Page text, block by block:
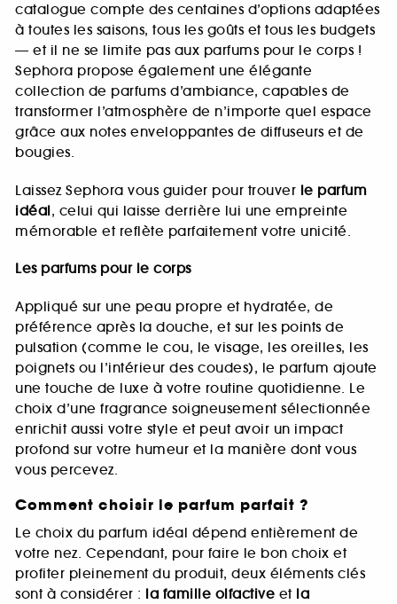
catalogue compte des centaines d’options adaptées
à toutes les saisons, tous les goûts et tous les budgets
— et il ne se limite pas aux parfums pour le corps !
Sephora propose également une élégante
collection de parfums d’ambiance, capables de
transformer l’atmosphère de n’importe quel espace
grâce aux notes enveloppantes de diffuseurs et de
bougies.
Laissez Sephora vous guider pour trouver le parfum
idéal, celui qui laisse derrière lui une empreinte
mémorable et reflète parfaitement votre unicité.
Les parfums pour le corps
Appliqué sur une peau propre et hydratée, de
préférence après la douche, et sur les points de
pulsation (comme le cou, le visage, les oreilles, les
poignets ou l’intérieur des coudes), le parfum ajoute
une touche de luxe à votre routine quotidienne. Le
choix d’une fragrance soigneusement sélectionnée
enrichit aussi votre style et peut avoir un impact
profond sur votre humeur et la manière dont vous
vous percevez.
Comment choisir le parfum parfait ?
Le choix du parfum idéal dépend entièrement de
votre nez. Cependant, pour faire le bon choix et
profiter pleinement du produit, deux éléments clés
sont à considérer : la famille olfactive et la